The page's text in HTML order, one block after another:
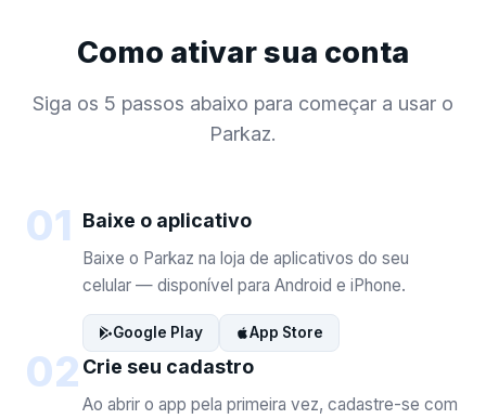
Como ativar sua conta
Siga os 5 passos abaixo para começar a usar o
Parkaz.
01 Baixe o aplicativo
Baixe o Parkaz na loja de aplicativos do seu
celular — disponível para Android e iPhone.
Google Play App Store
02 Crie seu cadastro
Ao abrir o app pela primeira vez, cadastre-se com